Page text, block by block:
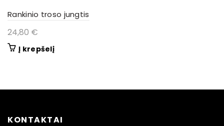
Rankinio troso jungtis
24,80 €
Į krepšelį
KONTAKTAI